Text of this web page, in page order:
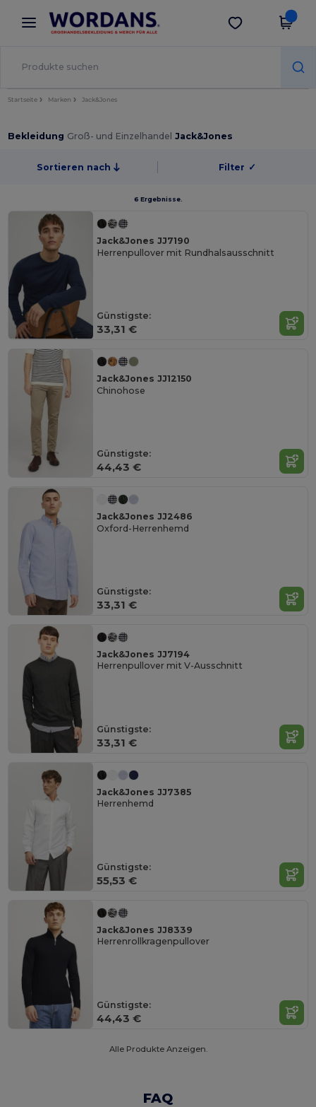
× Wordans App
Bessere Preise in der App!
App holen
Startseite Marken Jack&Jones
Bekleidung Groß- und Einzelhandel Jack&Jones
Sortieren nach Filter ✓
6 Ergebnisse.
Jack&Jones JJ7190
Herrenpullover mit Rundhalsausschnitt
Günstigste:
33,31 €
Jack&Jones JJ12150
Chinohose
Günstigste:
44,43 €
Jack&Jones JJ2486
Oxford-Herrenhemd
Günstigste:
33,31 €
Jack&Jones JJ7194
Herrenpullover mit V-Ausschnitt
Günstigste:
33,31 €
Jack&Jones JJ7385
Herrenhemd
Günstigste:
55,53 €
Jack&Jones JJ8339
Herrenrollkragenpullover
Günstigste:
44,43 €
Alle Produkte Anzeigen.
FAQ